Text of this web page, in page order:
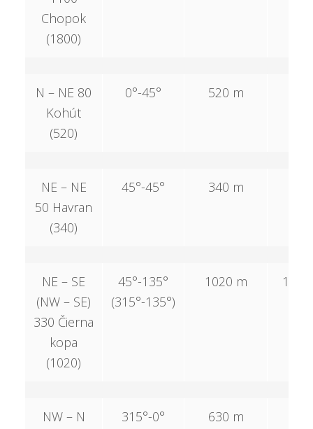
Chopok
(1800)
N – NE 80
Kohút
(520)
0°-45° 520 m
NE – NE
50 Havran
(340)
45°-45° 340 m
NE – SE
(NW – SE)
330 Čierna
kopa
(1020)
45°-135°
(315°-135°)
1020 m
NW – N
315°-0° 630 m